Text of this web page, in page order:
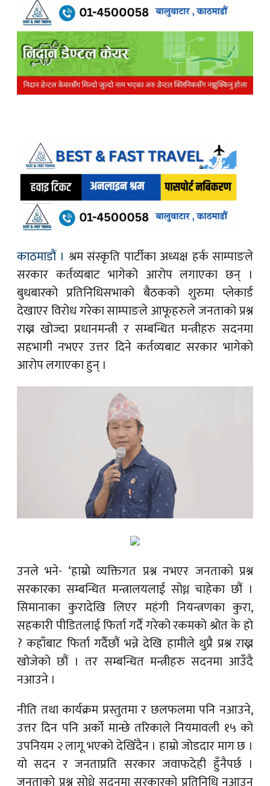
काठमाडौं । श्रम संस्कृति पार्टीका अध्यक्ष हर्क साम्पाङले
सरकार कर्तव्यबाट भागेको आरोप लगाएका छन् ।
बुधबारको प्रतिनिधिसभाको बैठकको शुरुमा प्लेकार्ड
देखाएर विरोध गरेका साम्पाङले आफूहरुले जनताको प्रश्न
राख्न खोज्दा प्रधानमन्त्री र सम्बन्धित मन्त्रीहरु सदनमा
सहभागी नभएर उत्तर दिने कर्तव्यबाट सरकार भागेको
आरोप लगाएका हुन् ।
उनले भने- ‘हाम्रो व्यक्तिगत प्रश्न नभएर जनताको प्रश्न
सरकारका सम्बन्धित मन्त्रालयलाई सोध्न चाहेका छौं ।
सिमानाका कुरादेखि लिएर महंगी नियन्त्रणका कुरा,
सहकारी पीडितलाई फिर्ता गर्दै गरेको रकमको श्रोत के हो
? कहाँबाट फिर्ता गर्दैछौं भन्ने देखि हामीले थुप्रै प्रश्न राख्न
खोजेको छौं । तर सम्बन्धित मन्त्रीहरु सदनमा आउँदै
नआउने ।
नीति तथा कार्यक्रम प्रस्तुतमा र छलफलमा पनि नआउने,
उत्तर दिन पनि अर्को मान्छे तरिकाले नियमावली १५ को
उपनियम २ लागू भएको देखिँदैन । हाम्रो जोडदार माग छ ।
यो सदन र जनताप्रति सरकार जवाफदेही हुँनैपर्छ ।